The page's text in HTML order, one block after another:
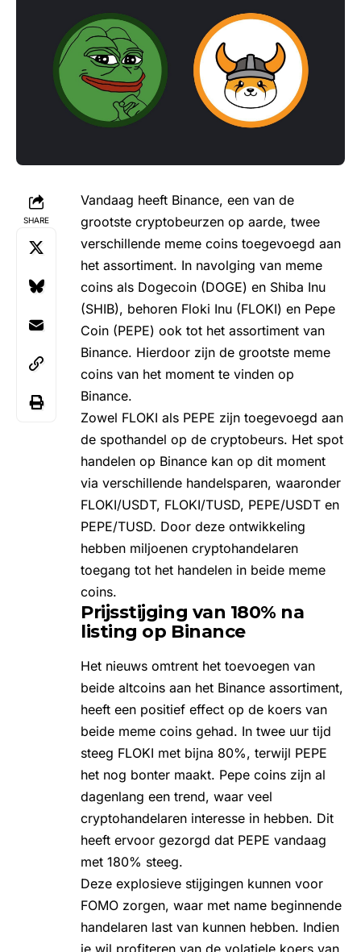
SHARE
Vandaag heeft Binance, een van de
grootste cryptobeurzen op aarde, twee
verschillende meme coins toegevoegd aan
het assortiment. In navolging van meme
coins als Dogecoin (DOGE) en Shiba Inu
(SHIB), behoren Floki Inu (FLOKI) en Pepe
Coin (PEPE) ook tot het assortiment van
Binance. Hierdoor zijn de grootste meme
coins van het moment te vinden op
Binance.
Zowel FLOKI als PEPE zijn toegevoegd aan
de spothandel op de cryptobeurs. Het spot
handelen op Binance kan op dit moment
via verschillende handelsparen, waaronder
FLOKI/USDT, FLOKI/TUSD, PEPE/USDT en
PEPE/TUSD. Door deze ontwikkeling
hebben miljoenen cryptohandelaren
toegang tot het handelen in beide meme
coins.
Prijsstijging van 180% na
listing op Binance
Het nieuws omtrent het toevoegen van
beide altcoins aan het Binance assortiment,
heeft een positief effect op de koers van
beide meme coins gehad. In twee uur tijd
steeg FLOKI met bijna 80%, terwijl PEPE
het nog bonter maakt. Pepe coins zijn al
dagenlang een trend, waar veel
cryptohandelaren interesse in hebben. Dit
heeft ervoor gezorgd dat PEPE vandaag
met 180% steeg.
Deze explosieve stijgingen kunnen voor
FOMO zorgen, waar met name beginnende
handelaren last van kunnen hebben. Indien